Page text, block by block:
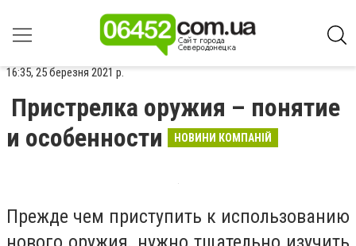
16:35, 25 березня 2021 р.
Пристрелка оружия – понятие
и особенности
НОВИНИ КОМПАНІЙ
Прежде чем приступить к использованию